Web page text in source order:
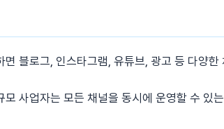
면 블로그, 인스타그램, 유튜브, 광고 등 다양한
모 사업자는 모든 채널을 동시에 운영할 수 있